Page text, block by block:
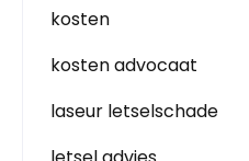
kosten
kosten advocaat
laseur letselschade